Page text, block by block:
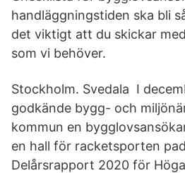
handläggningstiden ska bli
det viktigt att du skickar
som vi behöver.
Stockholm. Svedala I
godkände bygg- och
kommun en
en hall för racketsporten
Delårsrapport 2020 för